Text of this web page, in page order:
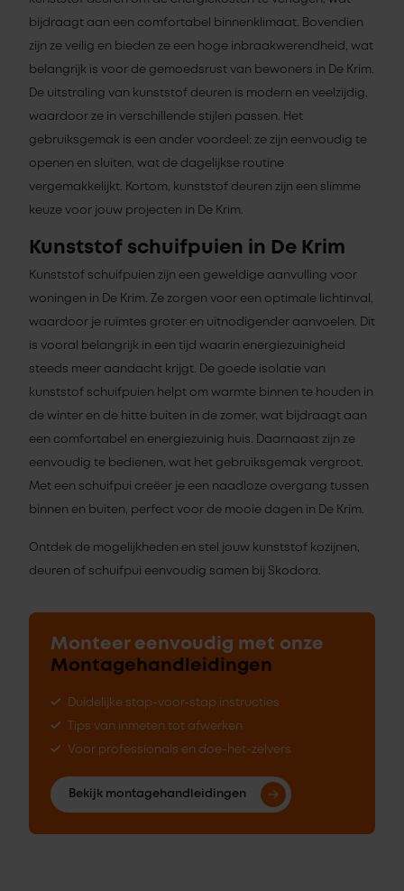
bijdraagt aan een comfortabel binnenklimaat. Bovendien
zijn ze veilig en bieden ze een hoge inbraakwerendheid, wat
belangrijk is voor de gemoedsrust van bewoners in De Krim.
De uitstraling van kunststof deuren is modern en veelzijdig,
waardoor ze in verschillende stijlen passen. Het
gebruiksgemak is een ander voordeel; ze zijn eenvoudig te
openen en sluiten, wat de dagelijkse routine
vergemakkelijkt. Kortom, kunststof deuren zijn een slimme
keuze voor jouw projecten in De Krim.
Kunststof schuifpuien in De Krim
Kunststof schuifpuien zijn een geweldige aanvulling voor
woningen in De Krim. Ze zorgen voor een optimale lichtinval,
waardoor je ruimtes groter en uitnodigender aanvoelen. Dit
is vooral belangrijk in een tijd waarin energiezuinigheid
steeds meer aandacht krijgt. De goede isolatie van
kunststof schuifpuien helpt om warmte binnen te houden in
de winter en de hitte buiten in de zomer, wat bijdraagt aan
een comfortabel en energiezuinig huis. Daarnaast zijn ze
eenvoudig te bedienen, wat het gebruiksgemak vergroot.
Met een schuifpui creëer je een naadloze overgang tussen
binnen en buiten, perfect voor de mooie dagen in De Krim.
Ontdek de mogelijkheden en stel jouw kunststof kozijnen,
deuren of schuifpui eenvoudig samen bij Skodora.
Monteer eenvoudig met onze
Montagehandleidingen
Duidelijke stap-voor-stap instructies
Tips van inmeten tot afwerken
Voor professionals en doe-het-zelvers
Bekijk montagehandleidingen